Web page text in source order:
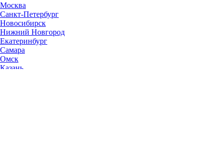
Москва
Санкт-Петербург
Новосибирск
Нижний Новгород
Екатеринбург
Самара
Омск
Казань